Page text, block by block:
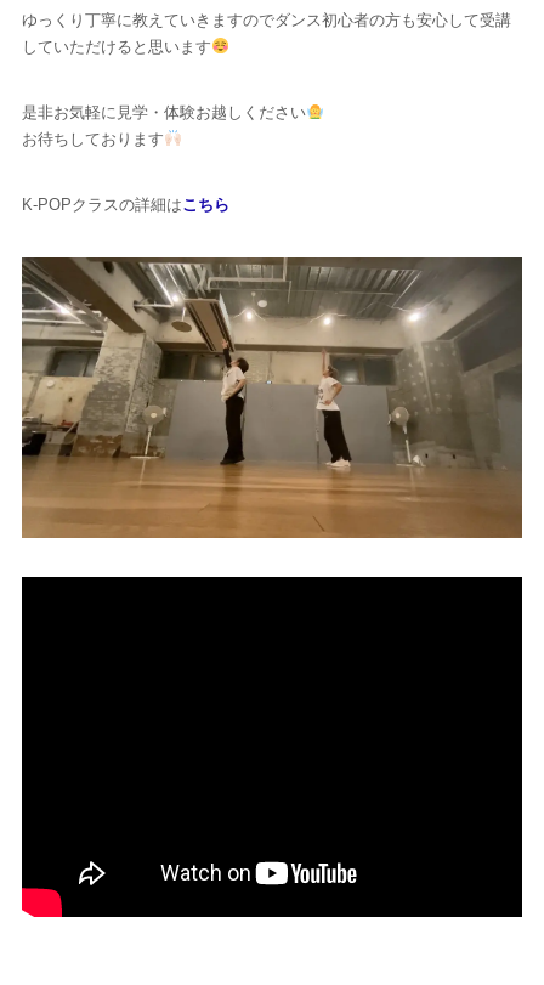
ゆっくり丁寧に教えていきますのでダンス初心者の方も安心して受講
していただけると思います
是非お気軽に見学・体験お越しください
お待ちしております
K-POPクラスの詳細はこちら